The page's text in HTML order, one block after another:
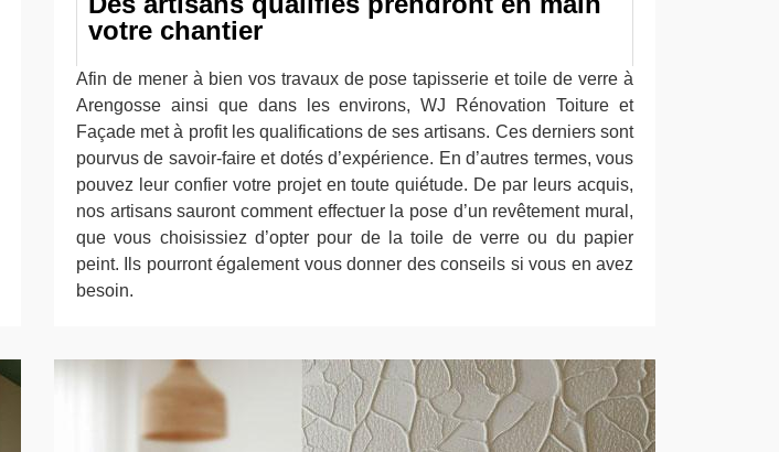
votre chantier
Afin de mener à bien vos travaux de pose tapisserie et toile de verre à
Arengosse ainsi que dans les environs, WJ Rénovation Toiture et
Façade met à profit les qualifications de ses artisans. Ces derniers sont
pourvus de savoir-faire et dotés d’expérience. En d’autres termes, vous
pouvez leur confier votre projet en toute quiétude. De par leurs acquis,
nos artisans sauront comment effectuer la pose d’un revêtement mural,
que vous choisissiez d’opter pour de la toile de verre ou du papier
peint. Ils pourront également vous donner des conseils si vous en avez
besoin.